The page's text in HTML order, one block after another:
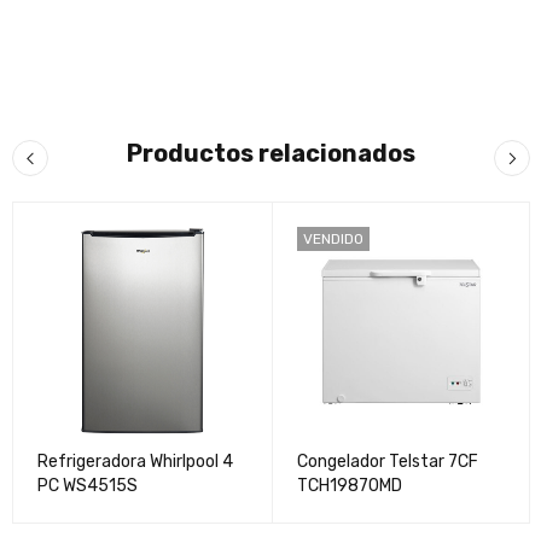
Productos relacionados
Refrigeradora Whirlpool 4
PC WS4515S
VENDIDO
Congelador Telstar 7CF
TCH19870MD